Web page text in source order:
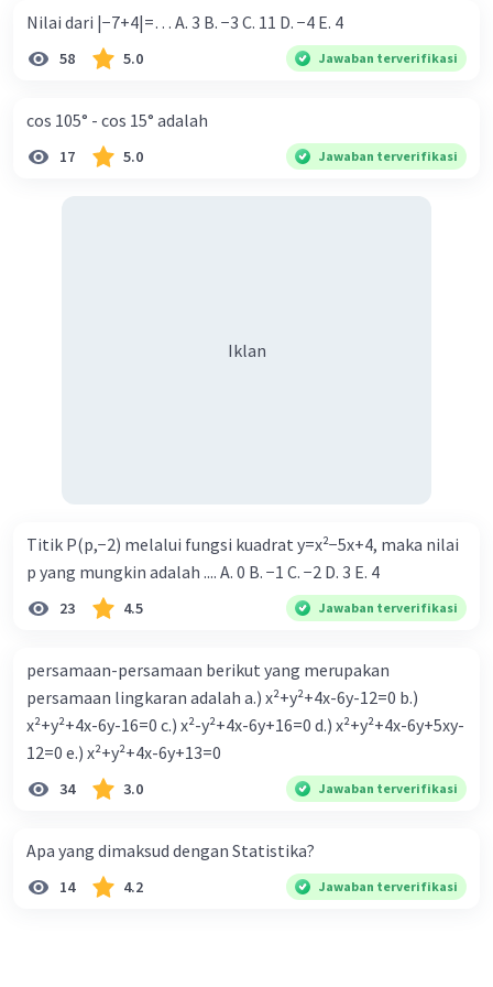
>> cosec α = √13/2
>> cot α = 3/2
>> sin α = 2/√13
>> cos α = 3/√13
Nilai dari |−7+4|=… A. 3 B. −3 C. 11 D. −4 E. 4
58 5.0 Jawaban terverifikasi
cos 105° - cos 15° adalah
17 5.0 Jawaban terverifikasi
Iklan
Titik P(p,−2) melalui fungsi kuadrat y=x²−5x+4, maka nilai
p yang mungkin adalah .... A. 0 B. −1 C. −2 D. 3 E. 4
23 4.5 Jawaban terverifikasi
persamaan-persamaan berikut yang merupakan
persamaan lingkaran adalah a.) x²+y²+4x-6y-12=0 b.)
x²+y²+4x-6y-16=0 c.) x²-y²+4x-6y+16=0 d.) x²+y²+4x-6y+5xy-
12=0 e.) x²+y²+4x-6y+13=0
34 3.0 Jawaban terverifikasi
Apa yang dimaksud dengan Statistika?
14 4.2 Jawaban terverifikasi